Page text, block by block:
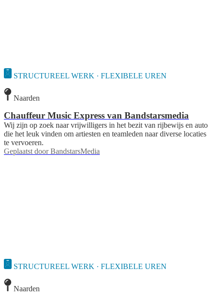
STRUCTUREEL WERK · FLEXIBELE UREN
Naarden
Chauffeur Music Express van Bandstarsmedia
Wij zijn op zoek naar vrijwilligers in het bezit van rijbewijs en auto
die het leuk vinden om artiesten en teamleden naar diverse locaties
te vervoeren.
Geplaatst door BandstarsMedia
STRUCTUREEL WERK · FLEXIBELE UREN
Naarden